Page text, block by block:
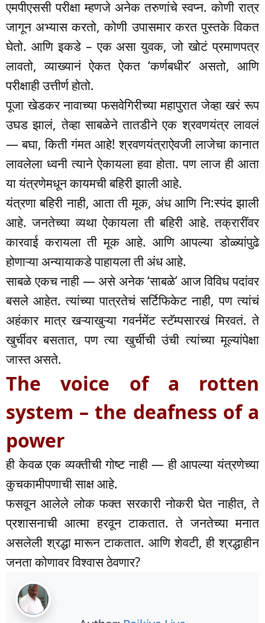
एमपीएससी परीक्षा म्हणजे अनेक तरुणांचे स्वप्न. कोणी रात्र
जागून अभ्यास करतो, कोणी उपासमार करत पुस्तके विकत
घेतो. आणि इकडे – एक असा युवक, जो खोटं प्रमाणपत्र
लावतो, व्याख्यानं ऐकत ऐकत ‘कर्णबधीर’ असतो, आणि
परीक्षाही उत्तीर्ण होतो.
पूजा खेडकर नावाच्या फसवेगिरीच्या महापुरात जेव्हा खरं रूप
उघड झालं, तेव्हा साबळेने तातडीने एक श्रवणयंत्र लावलं
— बघा, किती गंमत आहे! श्रवणयंत्राऐवजी लाजेचा कानात
लावलेला ध्वनी त्याने ऐकायला हवा होता. पण लाज ही आता
या यंत्रणेमधून कायमची बहिरी झाली आहे.
यंत्रणा बहिरी नाही, आता ती मूक, अंध आणि नि:स्पंद झाली
आहे. जनतेच्या व्यथा ऐकायला ती बहिरी आहे. तक्रारींवर
कारवाई करायला ती मूक आहे. आणि आपल्या डोळ्यांपुढे
होणाऱ्या अन्यायाकडे पाहायला ती अंध आहे.
साबळे एकच नाही — असे अनेक ‘साबळे’ आज विविध पदांवर
बसले आहेत. त्यांच्या पात्रतेचं सर्टिफिकेट नाही, पण त्यांचं
अहंकार मात्र खऱ्याखुऱ्या गवर्नमेंट स्टॅम्पसारखं मिरवतं. ते
खुर्चीवर बसतात, पण त्या खुर्चीची उंची त्यांच्या मूल्यांपेक्षा
जास्त असते.
The voice of a rotten
system – the deafness of a
power
ही केवळ एक व्यक्तीची गोष्ट नाही — ही आपल्या यंत्रणेच्या
कुचकामीपणाची साक्ष आहे.
फसवून आलेले लोक फक्त सरकारी नोकरी घेत नाहीत, ते
प्रशासनाची आत्मा हरवून टाकतात. ते जनतेच्या मनात
असलेली श्रद्धा मारून टाकतात. आणि शेवटी, ही श्रद्धाहीन
जनता कोणावर विश्वास ठेवणार?